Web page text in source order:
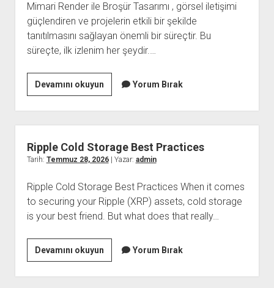
Mimari Render ile Broşür Tasarımı , görsel iletişimi
güçlendiren ve projelerin etkili bir şekilde
tanıtılmasını sağlayan önemli bir süreçtir. Bu
süreçte, ilk izlenim her şeydir.…
Devamını okuyunMimari
Render
İle
Brosur
Tasarimi
Yorum Bırak
Ripple Cold Storage Best Practices
Tarih: Temmuz 28, 2026| Yazar: admin
Ripple Cold Storage Best Practices When it comes
to securing your Ripple (XRP) assets, cold storage
is your best friend. But what does that really…
Devamını okuyunRipple
Cold
Storage
Yorum Bırak